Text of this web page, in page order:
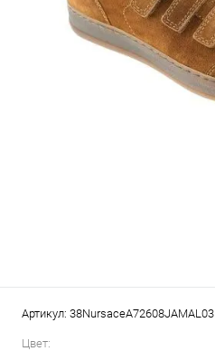
Артикул: 38NursaceA72608JAMAL03
Цвет: